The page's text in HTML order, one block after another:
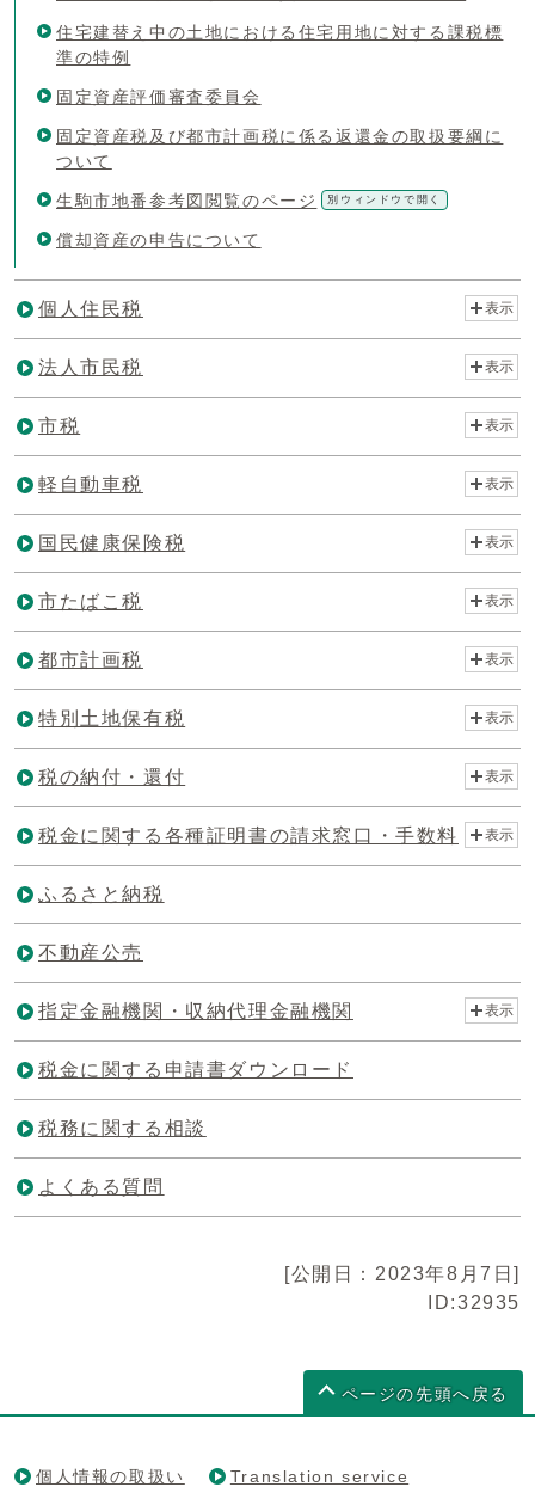
住宅建替え中の土地における住宅用地に対する課税標
準の特例
固定資産評価審査委員会
固定資産税及び都市計画税に係る返還金の取扱要綱に
ついて
生駒市地番参考図閲覧のページ 別ウィンドウで開く
償却資産の申告について
個人住民税 表示
法人市民税 表示
市税 表示
軽自動車税 表示
国民健康保険税 表示
市たばこ税 表示
都市計画税 表示
特別土地保有税 表示
税の納付・還付 表示
税金に関する各種証明書の請求窓口・手数料 表示
ふるさと納税
不動産公売
指定金融機関・収納代理金融機関 表示
税金に関する申請書ダウンロード
税務に関する相談
よくある質問
[公開日：2023年8月7日]
ID:32935
ページの先頭へ戻る
個人情報の取扱い Translation service